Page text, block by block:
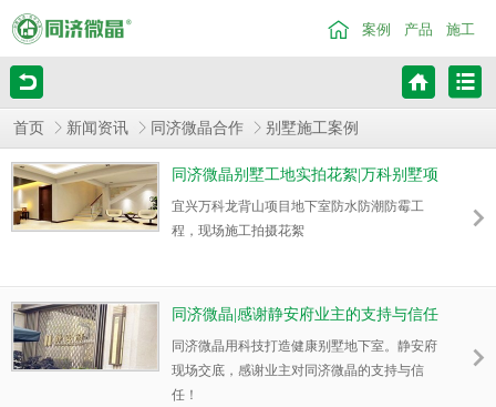
案例 产品 施工
首页 新闻资讯 同济微晶合作 别墅施工案例
同济微晶别墅工地实拍花絮|万科别墅项
目
宜兴万科龙背山项目地下室防水防潮防霉工
程，现场施工拍摄花絮
同济微晶|感谢静安府业主的支持与信任
同济微晶用科技打造健康别墅地下室。静安府
现场交底，感谢业主对同济微晶的支持与信
任！